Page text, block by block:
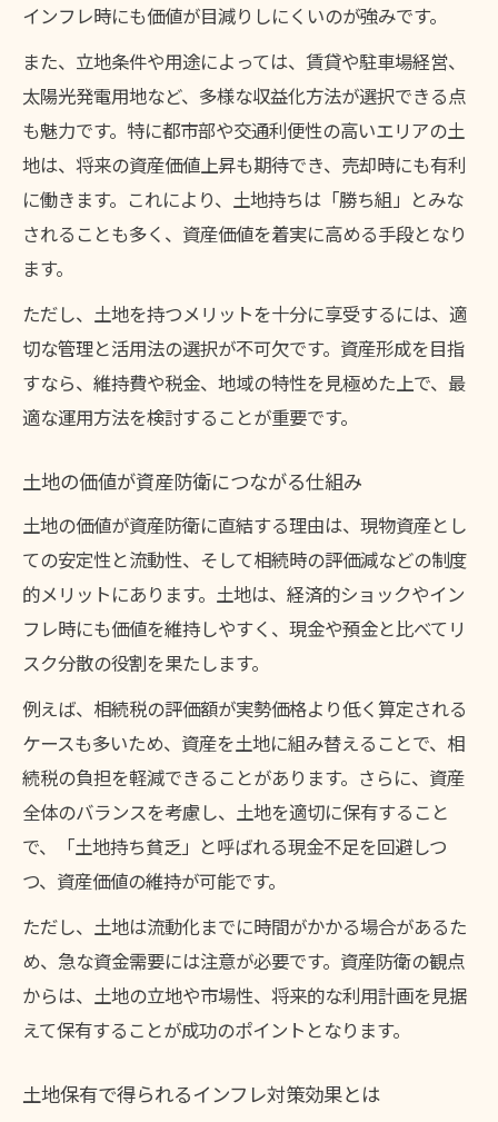
インフレ時にも価値が目減りしにくいのが強みです。
また、立地条件や用途によっては、賃貸や駐車場経営、
太陽光発電用地など、多様な収益化方法が選択できる点
も魅力です。特に都市部や交通利便性の高いエリアの土
地は、将来の資産価値上昇も期待でき、売却時にも有利
に働きます。これにより、土地持ちは「勝ち組」とみな
されることも多く、資産価値を着実に高める手段となり
ます。
ただし、土地を持つメリットを十分に享受するには、適
切な管理と活用法の選択が不可欠です。資産形成を目指
すなら、維持費や税金、地域の特性を見極めた上で、最
適な運用方法を検討することが重要です。
土地の価値が資産防衛につながる仕組み
土地の価値が資産防衛に直結する理由は、現物資産とし
ての安定性と流動性、そして相続時の評価減などの制度
的メリットにあります。土地は、経済的ショックやイン
フレ時にも価値を維持しやすく、現金や預金と比べてリ
スク分散の役割を果たします。
例えば、相続税の評価額が実勢価格より低く算定される
ケースも多いため、資産を土地に組み替えることで、相
続税の負担を軽減できることがあります。さらに、資産
全体のバランスを考慮し、土地を適切に保有すること
で、「土地持ち貧乏」と呼ばれる現金不足を回避しつ
つ、資産価値の維持が可能です。
ただし、土地は流動化までに時間がかかる場合があるた
め、急な資金需要には注意が必要です。資産防衛の観点
からは、土地の立地や市場性、将来的な利用計画を見据
えて保有することが成功のポイントとなります。
土地保有で得られるインフレ対策効果とは